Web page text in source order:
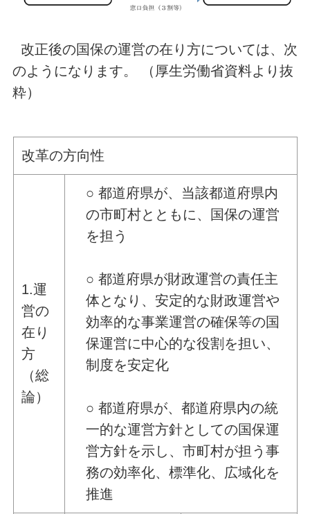
改正後の国保の運営の在り方については、次
のようになります。 （厚生労働省資料より抜
粋）
改革の方向性
1.運
営の
在り
方
（総
論）
○ 都道府県が、当該都道府県内
の市町村とともに、国保の運営
を担う
○ 都道府県が財政運営の責任主
体となり、安定的な財政運営や
効率的な事業運営の確保等の国
保運営に中心的な役割を担い、
制度を安定化
○ 都道府県が、都道府県内の統
一的な運営方針としての国保運
営方針を示し、市町村が担う事
務の効率化、標準化、広域化を
推進